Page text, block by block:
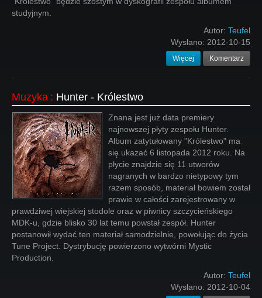
studyjnym.
Autor: Teufel
Wysłano: 2012-10-15
Więcej Komentarz
Muzyka : Hunter - Królestwo
Znana jest już data premiery
najnowszej płyty zespołu Hunter.
Album zatytułowany "Królestwo" ma
się ukazać 6 listopada 2012 roku. Na
płycie znajdzie się 11 utworów
nagranych w bardzo nietypowy tym
razem sposób, materiał bowiem został
prawie w całości zarejestrowany w
prawdziwej wiejskiej stodole oraz w piwnicy szczycieńskiego
MDK-u, gdzie blisko 30 lat temu powstał zespół. Hunter
postanowił wydać ten materiał samodzielnie, powołując do życia
Tune Project. Dystrybucję powierzono wytwórni Mystic
Production.
Autor: Teufel
Wysłano: 2012-10-04